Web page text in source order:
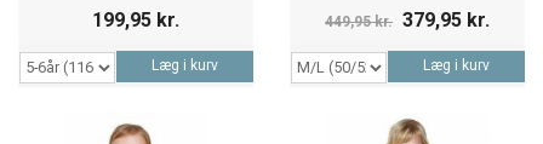
199,95 kr.
Læg i kurv
449,95 kr. 379,95 kr.
Læg i kurv